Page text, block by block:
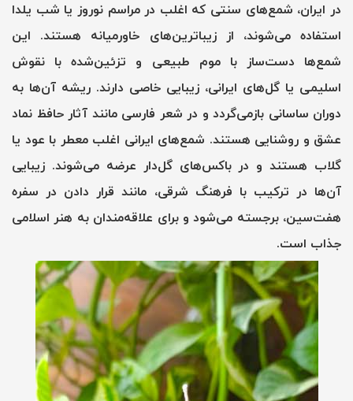
در ایران، شمع‌های سنتی که اغلب در مراسم نوروز یا شب یلدا
استفاده می‌شوند، از زیباترین‌های خاورمیانه هستند. این
شمع‌ها دست‌ساز با موم طبیعی و تزئین‌شده با نقوش
اسلیمی یا گل‌های ایرانی، زیبایی خاصی دارند. ریشه آن‌ها به
دوران ساسانی بازمی‌گردد و در شعر فارسی مانند آثار حافظ نماد
عشق و روشنایی هستند. شمع‌های ایرانی اغلب معطر با عود یا
گلاب هستند و در باکس‌های گل‌دار عرضه می‌شوند. زیبایی
آن‌ها در ترکیب با فرهنگ شرقی، مانند قرار دادن در سفره
هفت‌سین، برجسته می‌شود و برای علاقه‌مندان به هنر اسلامی
جذاب است.